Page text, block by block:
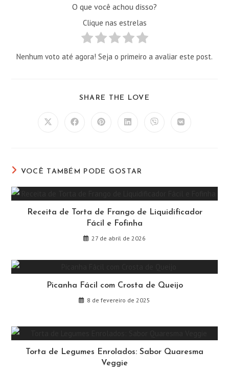
O que você achou disso?
Clique nas estrelas
Nenhum voto até agora! Seja o primeiro a avaliar este post.
SHARE THE LOVE
Abre Abre Abre Abre Abre Abre
VOCÊ TAMBÉM PODE GOSTAR
Receita de Torta de Frango de Liquidificador
Fácil e Fofinha
27 de abril de 2026
Picanha Fácil com Crosta de Queijo
8 de fevereiro de 2025
Torta de Legumes Enrolados: Sabor Quaresma
Veggie